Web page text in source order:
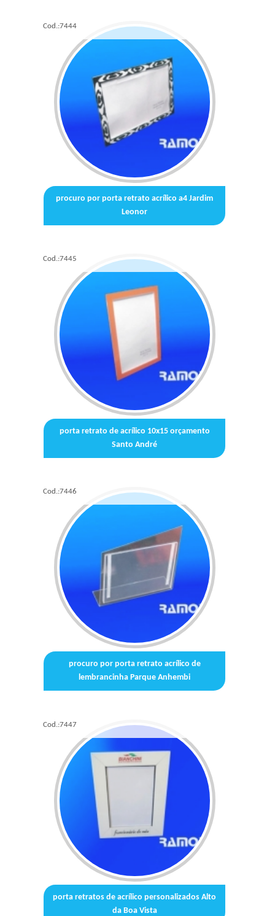
Cod.:7444
procuro por porta retrato acrílico a4 Jardim
Leonor
Cod.:7445
porta retrato de acrílico 10x15 orçamento
Santo André
Cod.:7446
procuro por porta retrato acrílico de
lembrancinha Parque Anhembi
Cod.:7447
porta retratos de acrílico personalizados Alto
da Boa Vista